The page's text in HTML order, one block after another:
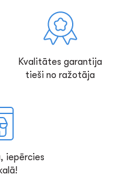
Kvalitātes garantija
tieši no ražotāja
iepērcies